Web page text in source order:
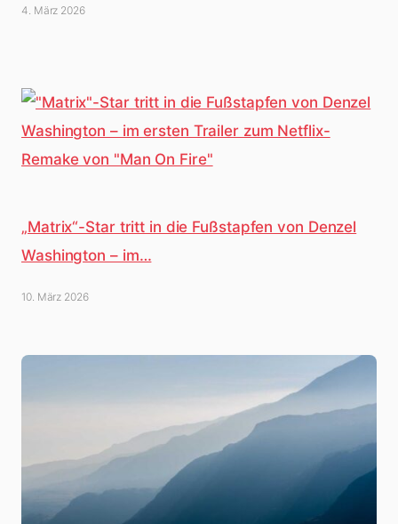
4. März 2026
„Matrix“-Star tritt in die Fußstapfen von Denzel
Washington – im…
10. März 2026